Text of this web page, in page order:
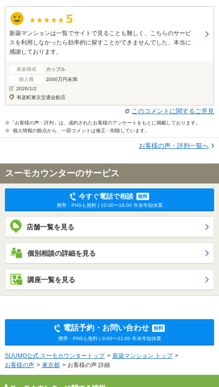
新築マンションは一覧でサイトで見ることも難しく、こちらのサービ
スを利用しなかったら効率的に探すことができませんでした、本当に
感謝しております。
家族構成
カップル
購入費
2000万円未満
2026/1/2
有楽町東京交通会館店
このコメントに関するご意見
※「お客様の声・評判」は、成約されたお客様のアンケートをもとに掲載しております。
※ 個人情報の観点から、一部コメントは修正・削除しています。
お客様の声・評判一覧へ
スーモカウンターのサービス
今すぐ電話で相談
無料
携帯・PHSも無料 | 10:00〜18:00 年末年始休業
店舗一覧を見る
個別相談の詳細を見る
講座一覧を見る
電話予約・お問い合わせ
無料
携帯・PHSも無料 | 9:00〜21:00 年末年始休業
SUUMO公式 スーモカウンタートップ
新築マンション トップ
お客様の声
東京都 お客様の声 詳細